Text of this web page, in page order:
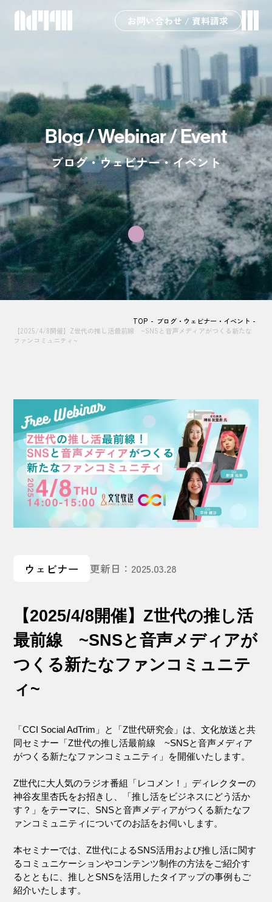
お問い合わせ / 資料請求
Blog / Webinar / Event
ブログ・ウェビナー・イベント
TOP
ブログ・ウェビナー・イベント
【2025/4/8開催】Z世代の推し活最前線 ~SNSと音声メディアがつくる新たな
ファンコミュニティ~
ウェビナー 更新日：2025.03.28
【2025/4/8開催】Z世代の推し活
最前線 ~SNSと音声メディアが
つくる新たなファンコミュニテ
ィ~
「CCI Social AdTrim」と「Z世代研究会」は、文化放送と共
同セミナー「Z世代の推し活最前線 ~SNSと音声メディア
がつくる新たなファンコミュニティ」を開催いたします。
Z世代に大人気のラジオ番組「レコメン！
」ディレクターの
神谷友里杏氏をお招きし、「推し活をビジネスにどう活か
す？」をテーマに、SNSと音声メディアがつくる新たなフ
ァンコミュニティについてのお話をお伺いします。
本セミナーでは、Z世代によるSNS活用および推し活に関す
るコミュニケーションやコンテンツ制作の方法をご紹介す
るとともに、推しとSNSを活用したタイアップの事例もご
紹介いたします。